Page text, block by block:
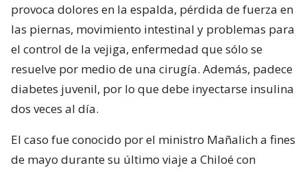
provoca dolores en la espalda, pérdida de fuerza en
las piernas, movimiento intestinal y problemas para
el control de la vejiga, enfermedad que sólo se
resuelve por medio de una cirugía. Además, padece
diabetes juvenil, por lo que debe inyectarse insulina
dos veces al día.
El caso fue conocido por el ministro Mañalich a fines
de mayo durante su último viaje a Chiloé con